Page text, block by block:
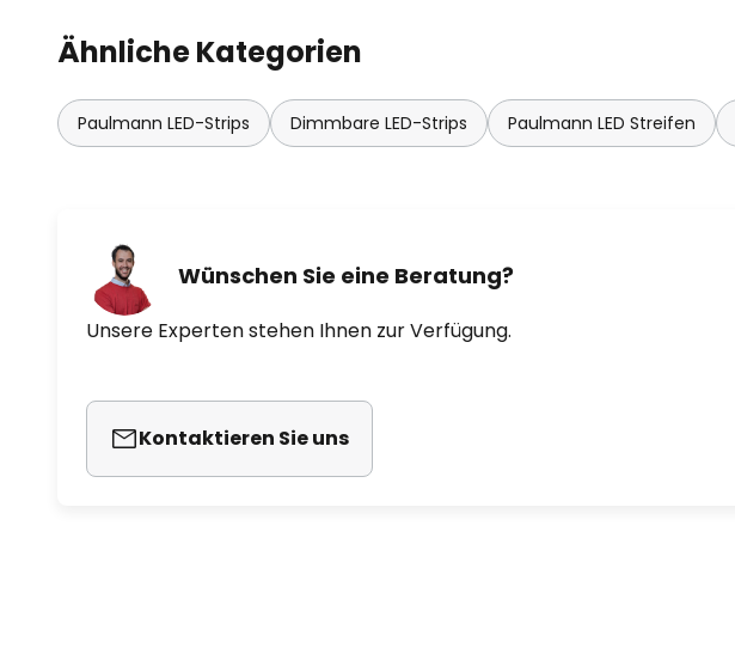
Ähnliche Kategorien
Paulmann LED-Strips Dimmbare LED-Strips Paulmann LED Streifen
Wünschen Sie eine Beratung?
Unsere Experten stehen Ihnen zur Verfügung.
Kontaktieren Sie uns